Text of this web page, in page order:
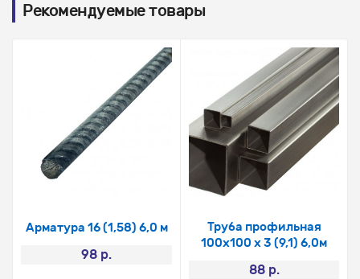
Рекомендуемые товары
Арматура 16 (1,58) 6,0 м
98 р.
Труба профильная
100х100 х 3 (9,1) 6,0м
88 р.